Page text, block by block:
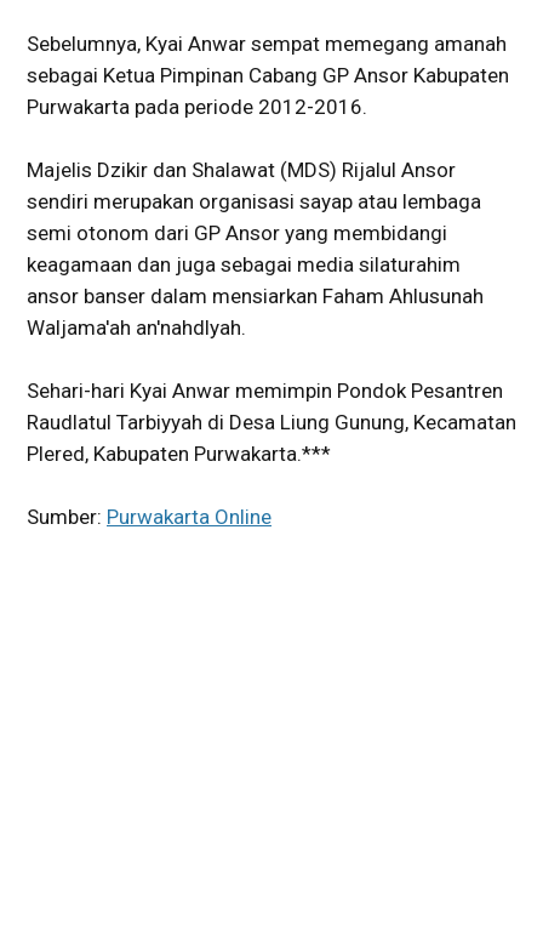
Sebelumnya, Kyai Anwar sempat memegang amanah
sebagai Ketua Pimpinan Cabang GP Ansor Kabupaten
Purwakarta pada periode 2012-2016.
Majelis Dzikir dan Shalawat (MDS) Rijalul Ansor
sendiri merupakan organisasi sayap atau lembaga
semi otonom dari GP Ansor yang membidangi
keagamaan dan juga sebagai media silaturahim
ansor banser dalam mensiarkan Faham Ahlusunah
Waljama'ah an'nahdlyah.
Sehari-hari Kyai Anwar memimpin Pondok Pesantren
Raudlatul Tarbiyyah di Desa Liung Gunung, Kecamatan
Plered, Kabupaten Purwakarta.***
Sumber: Purwakarta Online